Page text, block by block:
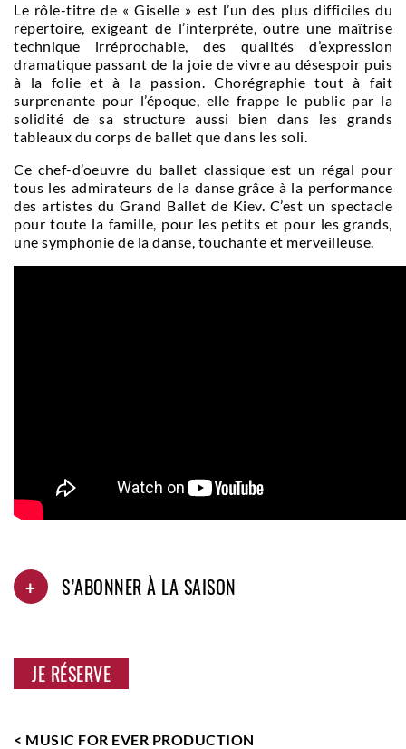
Le rôle-titre de « Giselle » est l’un des plus difficiles du
répertoire, exigeant de l’interprète, outre une maîtrise
technique irréprochable, des qualités d’expression
dramatique passant de la joie de vivre au désespoir puis
à la folie et à la passion. Chorégraphie tout à fait
surprenante pour l’époque, elle frappe le public par la
solidité de sa structure aussi bien dans les grands
tableaux du corps de ballet que dans les soli.
Ce chef-d’oeuvre du ballet classique est un régal pour
tous les admirateurs de la danse grâce à la performance
des artistes du Grand Ballet de Kiev. C’est un spectacle
pour toute la famille, pour les petits et pour les grands,
une symphonie de la danse, touchante et merveilleuse.
+ S’ABONNER À LA SAISON
JE RÉSERVE
< MUSIC FOR EVER PRODUCTION